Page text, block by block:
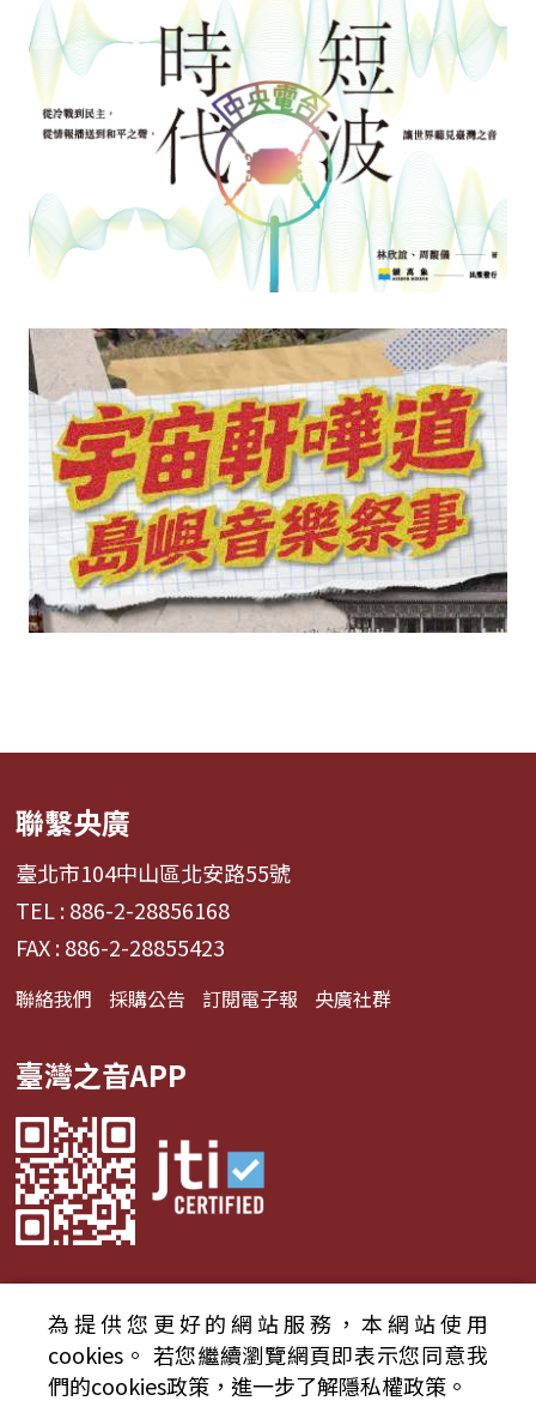
聯繫央廣
臺北市104中山區北安路55號
TEL : 886-2-28856168
FAX : 886-2-28855423
聯絡我們 採購公告 訂閱電子報 央廣社群
臺灣之音APP
© 2024財團法人中央廣播電臺 版權所有
資通安全政策聲明
服務條款 隱私權條款
為提供您更好的網站服務，本網站使用
cookies。 若您繼續瀏覽網頁即表示您同意我
們的cookies政策，進一步了解隱私權政策。